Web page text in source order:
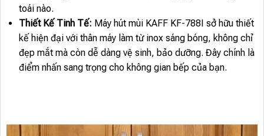
toái nào.
Thiết Kế Tinh Tế: Máy hút mùi KAFF KF-788I sở hữu thiết
kế hiện đại với thân máy làm từ inox sáng bóng, không chỉ
đẹp mắt mà còn dễ dàng vệ sinh, bảo dưỡng. Đây chính là
điểm nhấn sang trọng cho không gian bếp của bạn.